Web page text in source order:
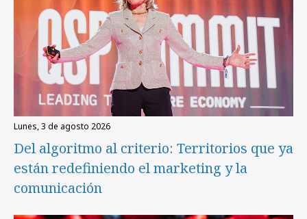
lunes, 3 de agosto 2026
Del algoritmo al criterio: Territorios que ya
están redefiniendo el marketing y la
comunicación